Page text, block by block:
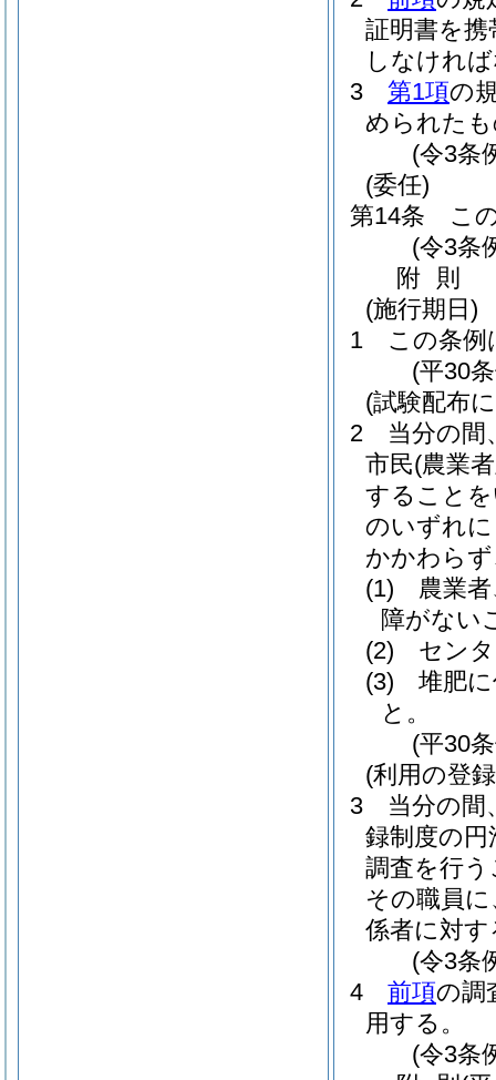
証明書を
しなけれ
3
第1項の
められた
(令3条
(委任)
第14条
こ
(令3条
附 則
(施行期日)
1
この条例
(平30
(試験配布
2
当分の間
市民(農業
すること
のいずれ
かかわら
(1)
農業
障がない
(2)
セン
(3)
堆肥
と。
(平30
(利用の登
3
当分の間
録制度の
調査を行
その職員
係者に対
(令3条
4
前項の調
用する。
(令3条